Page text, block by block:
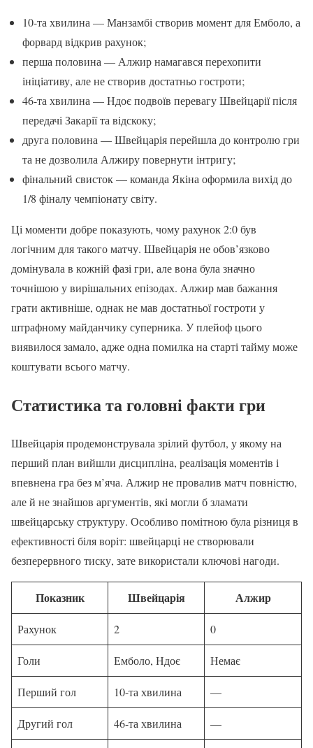
10-та хвилина — Манзамбі створив момент для Емболо, а
форвард відкрив рахунок;
перша половина — Алжир намагався перехопити
ініціативу, але не створив достатньо гостроти;
46-та хвилина — Ндоє подвоїв перевагу Швейцарії після
передачі Закарії та відскоку;
друга половина — Швейцарія перейшла до контролю гри
та не дозволила Алжиру повернути інтригу;
фінальний свисток — команда Якіна оформила вихід до
1/8 фіналу чемпіонату світу.
Ці моменти добре показують, чому рахунок 2:0 був
логічним для такого матчу. Швейцарія не обов’язково
домінувала в кожній фазі гри, але вона була значно
точнішою у вирішальних епізодах. Алжир мав бажання
грати активніше, однак не мав достатньої гостроти у
штрафному майданчику суперника. У плейоф цього
виявилося замало, адже одна помилка на старті тайму може
коштувати всього матчу.
Статистика та головні факти гри
Швейцарія продемонструвала зрілий футбол, у якому на
перший план вийшли дисципліна, реалізація моментів і
впевнена гра без м’яча. Алжир не провалив матч повністю,
але й не знайшов аргументів, які могли б зламати
швейцарську структуру. Особливо помітною була різниця в
ефективності біля воріт: швейцарці не створювали
безперервного тиску, зате використали ключові нагоди.
Показник Швейцарія Алжир
Рахунок 2 0
Голи Емболо, Ндоє Немає
Перший гол 10-та хвилина —
Другий гол 46-та хвилина —